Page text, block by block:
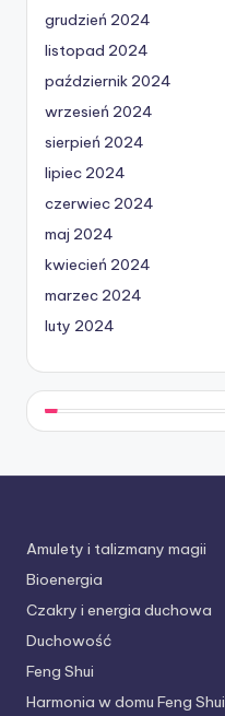
grudzień 2024
listopad 2024
październik 2024
wrzesień 2024
sierpień 2024
lipiec 2024
czerwiec 2024
maj 2024
kwiecień 2024
marzec 2024
luty 2024
Amulety i talizmany magii
Bioenergia
Czakry i energia duchowa
Duchowość
Feng Shui
Harmonia w domu Feng Shui